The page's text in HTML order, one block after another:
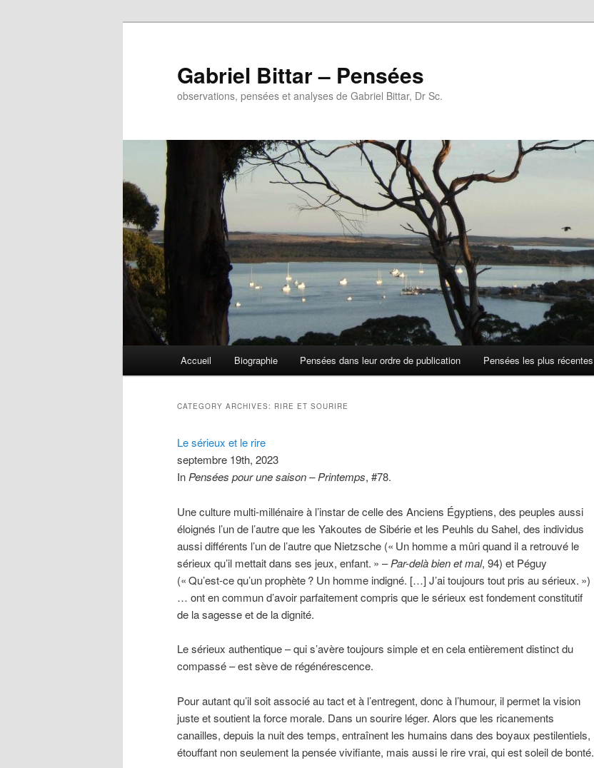
Gabriel Bittar – Pensées
observations, pensées et analyses de Gabriel Bittar, Dr Sc.
Skip to primary content
Skip to secondary content
Accueil Biographie Pensées dans leur ordre de publication Pensées les plus récentes
CATEGORY ARCHIVES: RIRE ET SOURIRE
Le sérieux et le rire
septembre 19th, 2023
InPensées pour une saison – Printemps, #78.
Une culture multi-millénaire à l’instar de celle des Anciens Égyptiens, des peuples aussi
éloignés l’un de l’autre que les Yakoutes de Sibérie et les Peuhls du Sahel, des individus
aussi différents l’un de l’autre que Nietzsche (« Un homme a mûri quand il a retrouvé le
sérieux qu’il mettait dans ses jeux, enfant. » –Par-delà bien et mal, 94) et Péguy
(«Qu’est-ce qu’un prophète? Un homme indigné. […] J’ai toujours tout pris au sérieux. »)
… ont en commun d’avoir parfaitement compris que le sérieux est fondement constitutif
de la sagesse et de la dignité.
Le sérieux authentique – qui s’avère toujours simple et en cela entièrement distinct du
compassé – est sève de régénérescence.
Pour autant qu’il soit associé au tact et à l’entregent, donc à l’humour, il permet la vision
juste et soutient la force morale. Dans un sourire léger. Alors que les ricanements
canailles, depuis la nuit des temps, entraînent les humains dans des boyaux pestilentiels,
étouffant non seulement la pensée vivifiante, mais aussi le rire vrai, qui est soleil de bonté.